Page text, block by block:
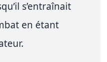
s’entraînait
en étant